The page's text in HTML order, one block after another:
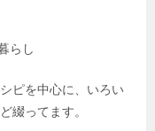
らし
ピを中心に、いろい
綴ってます。